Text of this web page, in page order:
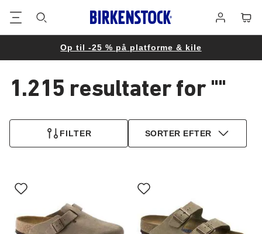
på
Op til -25 % på platforme & kile
1.215 resultater for ""
produkter
FILTER SORTER EFTER
med
prøvefarver
opdatere
produktbilledet
med
prøvefarver
opdatere
produktbilledet